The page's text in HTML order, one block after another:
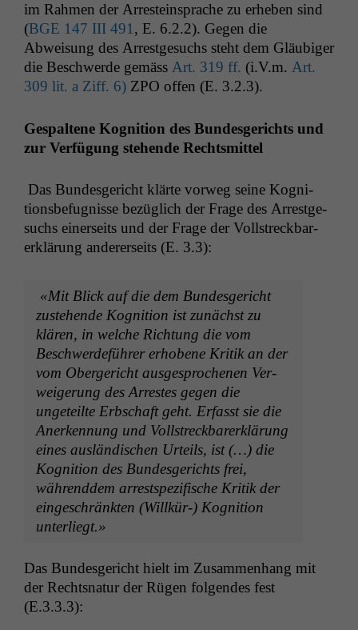
im Rah­men der Arrestein­sprache zu erheben sind
(BGE 147 III 491 , E. 6.2.2). Gegen die
Abweisung des Arrest­ge­suchs ste­ht dem Gläu­biger
die Beschw­erde gemäss Art. 319 ff. (i.V.m. Art.
309 lit. a Ziff. 6) ZPO offen (E. 3.2.3).
Ges­pal­tene Kog­ni­tion des Bun­des­gerichts und
zur Ver­fü­gung ste­hende Rechtsmittel
Das Bun­des­gericht klärte vor­weg seine Kog­ni­
tions­befug­nisse bezüglich der Frage des Arrest­ge­
suchs ein­er­seits und der Frage der Voll­streck­bar­
erk­lärung ander­er­seits (E. 3.3):
«Mit Blick auf die dem Bun­des­gericht
zuste­hende Kog­ni­tion ist zunächst zu
klären, in welche Rich­tung die vom
Beschw­erde­führer erhobene Kri­tik an der
vom Oberg­ericht aus­ge­sproch­enen Ver­
weigerung des Arrestes gegen die
ungeteilte Erb­schaft geht. Erfasst sie die
Anerken­nung und Voll­streck­bar­erk­lärung
eines aus­ländis­chen Urteils, ist (…) die
Kog­ni­tion des Bun­des­gerichts frei,
während­dem arrest­spez­i­fis­che Kri­tik der
eingeschränk­ten (Willkür-) Kog­ni­tion
unterliegt.»
Das Bun­des­gericht hielt im Zusam­men­hang mit
der Recht­snatur der Rügen fol­gen­des fest
(E.3.3.3):